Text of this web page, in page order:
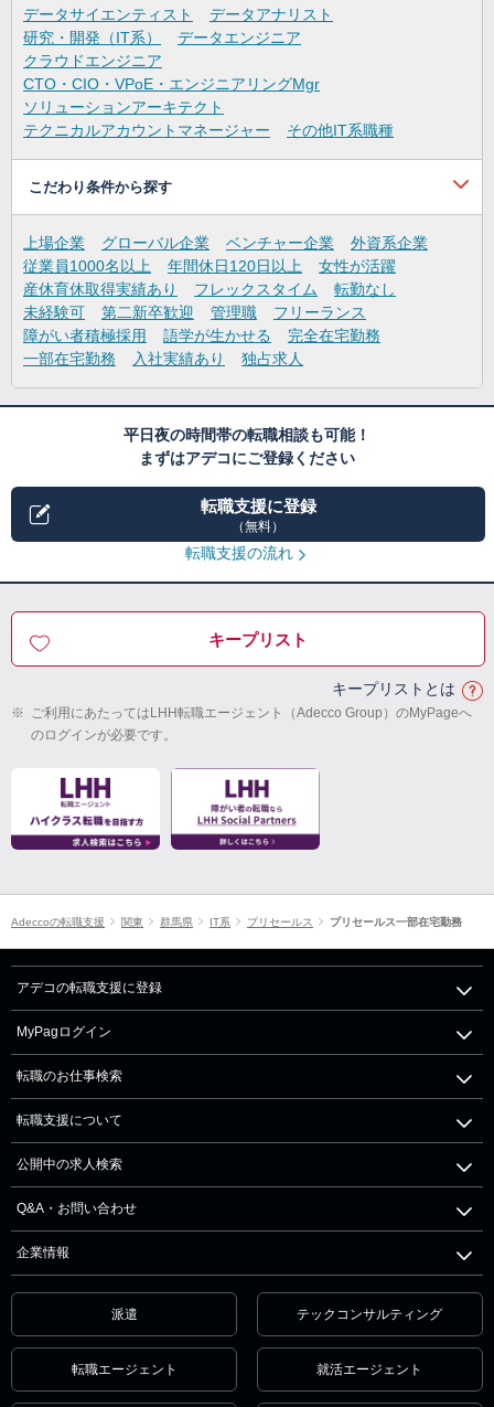
データサイエンティスト
データアナリスト
研究・開発（IT系）
データエンジニア
クラウドエンジニア
CTO・CIO・VPoE・エンジニアリングMgr
ソリューションアーキテクト
テクニカルアカウントマネージャー
その他IT系職種
こだわり条件から探す
上場企業 グローバル企業 ベンチャー企業
外資系企業
従業員1000名以上
年間休日120日以上
女性が活躍
産休育休取得実績あり
フレックスタイム
転勤なし
未経験可
第二新卒歓迎 管理職
フリーランス
障がい者積極採用
語学が生かせる
完全在宅勤務
一部在宅勤務
入社実績あり 独占求人
平日夜の時間帯の転職相談も可能！
まずはアデコにご登録ください
転職支援に登録
（無料）
転職支援の流れ
キープリスト
キープリストとは
※ ご利用にあたってはLHH転職エージェント（Adecco Group）のMyPageへ
のログインが必要です。
Adeccoの転職支援 関東 群馬県 IT系 プリセールス プリセールス一部在宅勤務
アデコの転職支援に登録
MyPagログイン
転職のお仕事検索
転職支援について
公開中の求人検索
Q&A・お問い合わせ
企業情報
派遣 テックコンサルティング
転職エージェント 就活エージェント